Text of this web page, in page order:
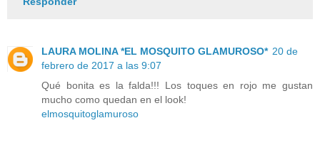
LAURA MOLINA *EL MOSQUITO GLAMUROSO* 20 de
febrero de 2017 a las 9:07
Qué bonita es la falda!!! Los toques en rojo me gustan
mucho como quedan en el look!
elmosquitoglamuroso